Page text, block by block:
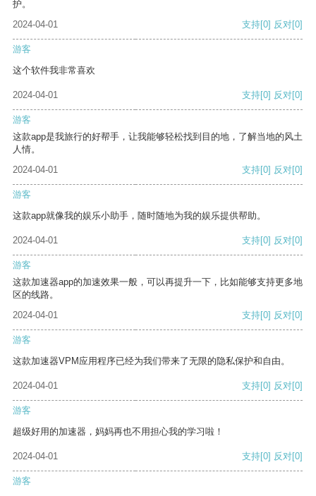
护。
2024-04-01
支持[0] 反对[0]
游客
这个软件我非常喜欢
2024-04-01 支持[0] 反对[0]
游客
这款app是我旅行的好帮手，让我能够轻松找到目的地，了解当地的风土
人情。
2024-04-01
支持[0] 反对[0]
游客
这款app就像我的娱乐小助手，随时随地为我的娱乐提供帮助。
2024-04-01 支持[0] 反对[0]
游客
这款加速器app的加速效果一般，可以再提升一下，比如能够支持更多地
区的线路。
2024-04-01
支持[0] 反对[0]
游客
这款加速器VPM应用程序已经为我们带来了无限的隐私保护和自由。
2024-04-01 支持[0] 反对[0]
游客
超级好用的加速器，妈妈再也不用担心我的学习啦！
2024-04-01 支持[0] 反对[0]
游客